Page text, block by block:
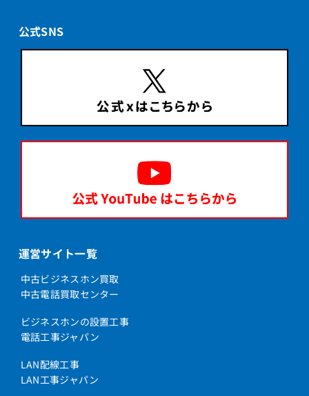
公式SNS
運営サイト一覧
中古ビジネスホン買取
中古電話買取センター
ビジネスホンの設置工事
電話工事ジャパン
LAN配線工事
LAN工事ジャパン